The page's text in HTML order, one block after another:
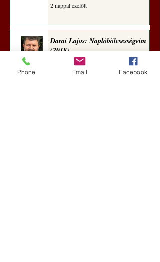
2 nappal ezelőtt
Darai Lajos: Naplóbölcsességeim
(2018)
Phone Email Facebook